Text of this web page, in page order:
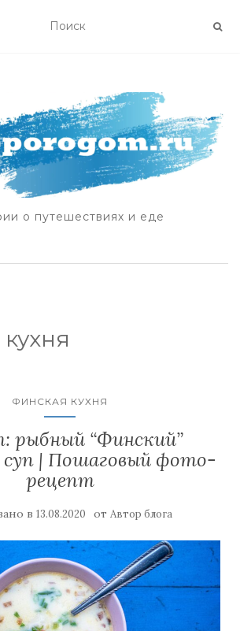
НАВИГАЦИЮ
о путешествиях и еде
ФИНСКАЯ КУХНЯ
рыбный “Финский”
суп | Пошаговый фото-
рецепт
в 13.08.2020 от Автор блога